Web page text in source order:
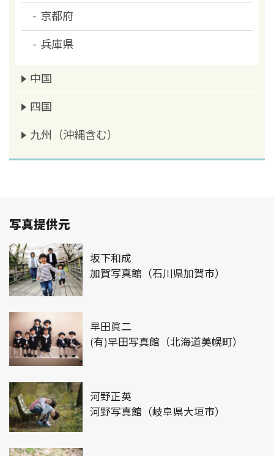
京都府
兵庫県
中国
四国
九州（沖縄含む）
写真提供元
坂下和成
加賀写真館（石川県加賀市）
早田眞二
(有)早田写真館（北海道美幌町）
河野正英
河野写真館（岐阜県大垣市）